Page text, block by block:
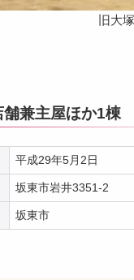
旧大
舗兼主屋ほか1棟
平成29年5月2日
坂東市岩井3351-2
坂東市